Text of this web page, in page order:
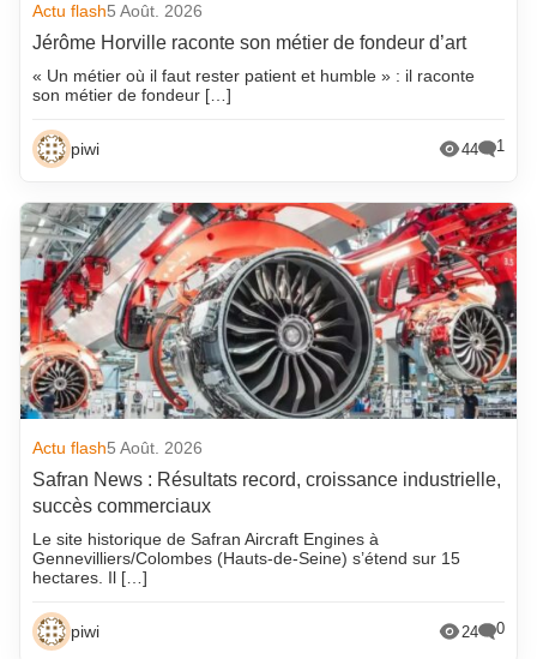
Actu flash5 Août. 2026
Jérôme Horville raconte son métier de fondeur d’art
« Un métier où il faut rester patient et humble » : il raconte
son métier de fondeur […]
piwi 44 1
Actu flash5 Août. 2026
Safran News : Résultats record, croissance industrielle,
succès commerciaux
Le site historique de Safran Aircraft Engines à
Gennevilliers/Colombes (Hauts-de-Seine) s’étend sur 15
hectares. Il […]
piwi 24 0